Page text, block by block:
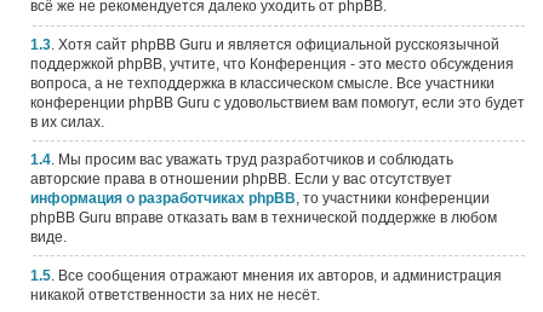
всё же не рекомендуется далеко уходить от phpBB.
1.3 . Хотя сайт phpBB Guru и является официальной русскоязычной
поддержкой phpBB, учтите, что Конференция - это место обсуждения
вопроса, а не техподдержка в классическом смысле. Все участники
конференции phpBB Guru с удовольствием вам помогут, если это будет
в их силах.
1.4. Мы просим вас уважать труд разработчиков и соблюдать
авторские права в отношении phpBB. Если у вас отсутствует
информация о разработчиках phpBB, то участники конференции
phpBB Guru вправе отказать вам в технической поддержке в любом
виде.
1.5 . Все сообщения отражают мнения их авторов, и администрация
никакой ответственности за них не несёт.